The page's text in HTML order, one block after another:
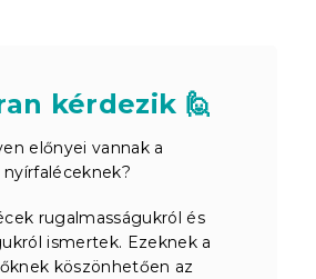
kérdezik 🙋
előnyei vannak a
nyírfaléceknek?
rugalmasságukról és
ismertek. Ezeknek a
köszönhetően az